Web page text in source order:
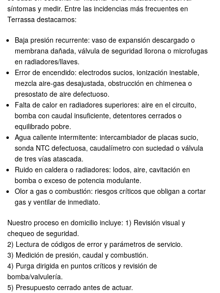
síntomas y medir. Entre las incidencias más frecuentes en
Terrassa destacamos:
Baja presión recurrente: vaso de expansión descargado o
membrana dañada, válvula de seguridad llorona o microfugas
en radiadores/llaves.
Error de encendido: electrodos sucios, ionización inestable,
mezcla aire-gas desajustada, obstrucción en chimenea o
presostato de aire defectuoso.
Falta de calor en radiadores superiores: aire en el circuito,
bomba con caudal insuficiente, detentores cerrados o
equilibrado pobre.
Agua caliente intermitente: intercambiador de placas sucio,
sonda NTC defectuosa, caudalímetro con suciedad o válvula
de tres vías atascada.
Ruido en caldera o radiadores: lodos, aire, cavitación en
bomba o exceso de potencia modulante.
Olor a gas o combustión: riesgos críticos que obligan a cortar
gas y ventilar de inmediato.
Nuestro proceso en domicilio incluye: 1) Revisión visual y
chequeo de seguridad.
2) Lectura de códigos de error y parámetros de servicio.
3) Medición de presión, caudal y combustión.
4) Purga dirigida en puntos críticos y revisión de
bomba/valvulería.
5) Presupuesto cerrado antes de actuar.